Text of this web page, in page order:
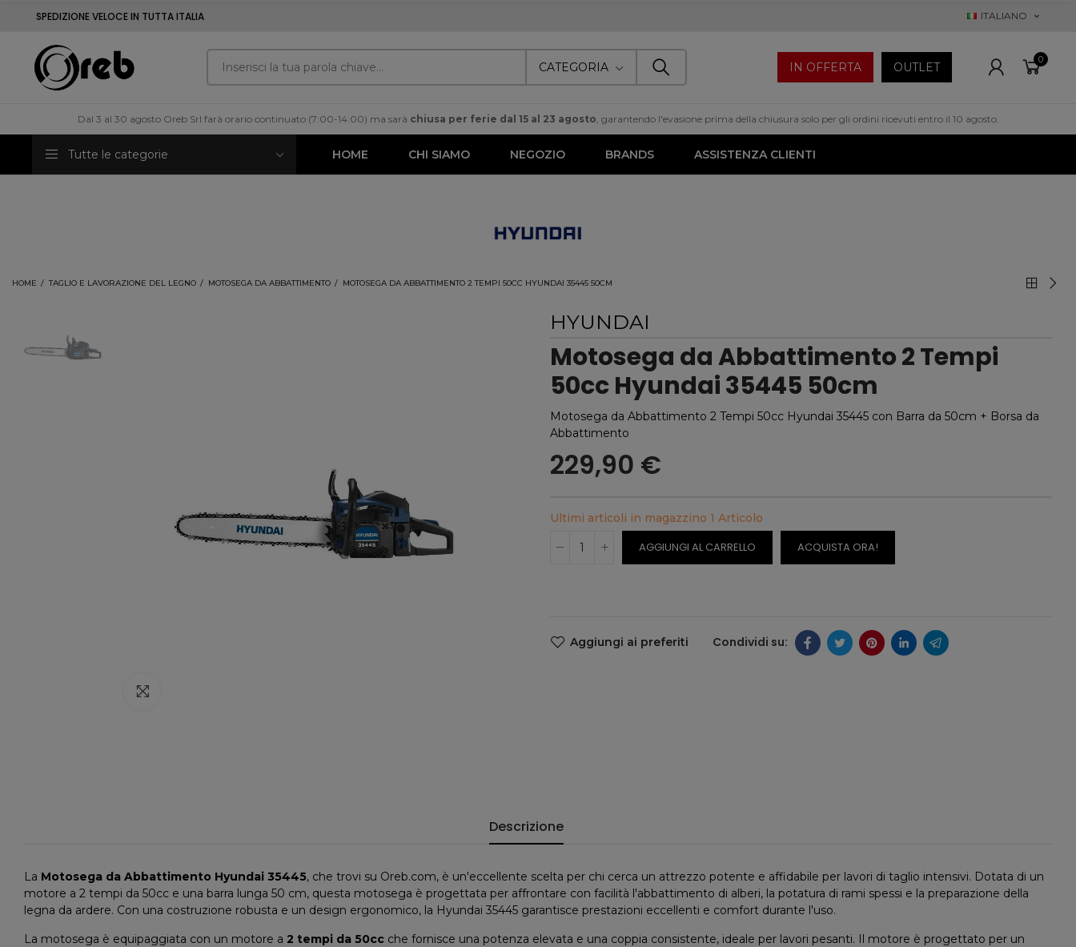
SPEDIZIONE VELOCE IN TUTTA ITALIA ITALIANO
CATEGORIA IN OFFERTA OUTLET
0
Dal 3 al 30 agosto Oreb Srl farà orario continuato (7:00-14:00) ma sarà chiusa per ferie dal 15 al 23 agosto , garantendo l'evasione prima della chiusura solo per gli ordini ricevuti entro il 10 agosto.
Tutte le categorie HOME CHI SIAMO NEGOZIO BRANDS ASSISTENZA CLIENTI
HOME TAGLIO E LAVORAZIONE DEL LEGNO MOTOSEGA DA ABBATTIMENTO MOTOSEGA DA ABBATTIMENTO 2 TEMPI 50CC HYUNDAI 35445 50CM
HYUNDAI
Motosega da Abbattimento 2 Tempi
50cc Hyundai 35445 50cm
Motosega da Abbattimento 2 Tempi 50cc Hyundai 35445 con Barra da 50cm + Borsa da
Abbattimento
229,90 €
Ultimi articoli in magazzino 1 Articolo
AGGIUNGI AL CARRELLO ACQUISTA ORA!
Aggiungi ai preferiti
Descrizione
La Motosega da Abbattimento Hyundai 35445, che trovi su Oreb.com, è un'eccellente scelta per chi cerca un attrezzo potente e affidabile per lavori di taglio intensivi. Dotata di un
motore a 2 tempi da 50cc e una barra lunga 50 cm, questa motosega è progettata per affrontare con facilità l'abbattimento di alberi, la potatura di rami spessi e la preparazione della
legna da ardere. Con una costruzione robusta e un design ergonomico, la Hyundai 35445 garantisce prestazioni eccellenti e comfort durante l'uso.
La motosega è equipaggiata con un motore a 2 tempi da 50cc che fornisce una potenza elevata e una coppia consistente, ideale per lavori pesanti. Il motore è progettato per un